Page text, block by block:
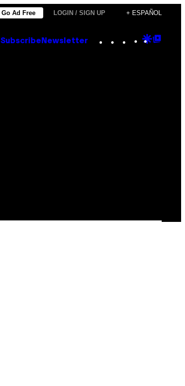
Go Ad Free LOGIN / SIGN UP + ESPAÑOL
Subscribe Newsletter Instagram
TikTok
YouTube
Google